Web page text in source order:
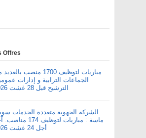
Offres
مباريات لتوظيف 1700 منصب
الجماعات الترابية و إدارات
الترشيح قبل 28 غشت 2026
الشركة الجهوية متعددة الخدمات
ماسة : مباريات لتوظيف 174
أجل 24 غشت 2026